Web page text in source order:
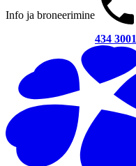
Info ja broneerimine
434 3001